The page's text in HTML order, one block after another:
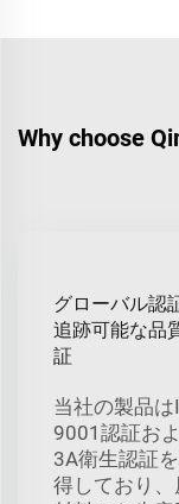
Why choose
グローバル認
追跡可能な品
証
当社の製品は
9001認証お
3A衛生認証
得しており、